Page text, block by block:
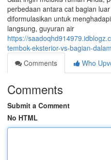
perbedaan antara cat bagian
diformulasikan untuk
langsung, guyuran air
https://
tembok-eksterior-vs-bagian-
Comments
Who
Comments
Submit a Comment
No HTML